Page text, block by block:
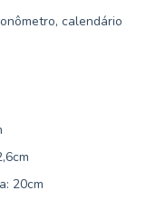
calendário
20cm